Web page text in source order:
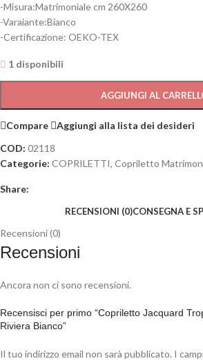
-Misura:Matrimoniale cm 260X260
-Varaiante:Bianco
-Certificazione: OEKO-TEX
1 disponibili
AGGIUNGI AL
Compare
Aggiungi alla lista dei desideri
COD: 02118
Categorie: COPRILETTI, Copriletto
Share:
RECENSIONI (0)CONSEGNA E
Recensioni (0)
Recensioni
Ancora non ci sono recensioni.
Recensisci per primo “Copriletto Jacquard
Riviera Bianco”
Il tuo indirizzo email non sarà pubblicato. I